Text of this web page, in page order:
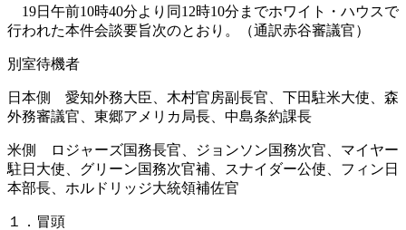
19日午前10時40分より同12時10分までホワイト・ハウスで
行われた本件会談要旨次のとおり。（通訳赤谷審議官）
別室待機者
日本側 愛知外務大臣、木村官房副長官、下田駐米大使、森
外務審議官、東郷アメリカ局長、中島条約課長
米側 ロジャーズ国務長官、ジョンソン国務次官、マイヤー
駐日大使、グリーン国務次官補、スナイダー公使、フィン日
本部長、ホルドリッジ大統領補佐官
１．冒頭